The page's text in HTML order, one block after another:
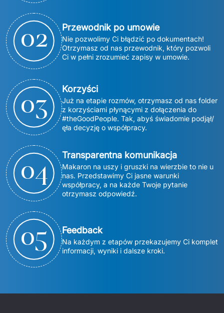
02 Przewodnik po umowie
Nie pozwolimy Ci błądzić po dokumentach!
Otrzymasz od nas przewodnik, który pozwoli
Ci w pełni zrozumieć zapisy w umowie.
03
Korzyści
Już na etapie rozmów, otrzymasz od nas folder
z korzyściami płynącymi z dołączenia do
#theGoodPeople. Tak, abyś świadomie podjął/
ęła decyzję o współpracy.
04
Transparentna komunikacja
Makaron na uszy i gruszki na wierzbie to nie u
nas. Przedstawimy Ci jasne warunki
współpracy, a na każde Twoje pytanie
otrzymasz odpowiedź.
05 Feedback
Na każdym z etapów przekazujemy Ci komplet
informacji, wyniki i dalsze kroki.